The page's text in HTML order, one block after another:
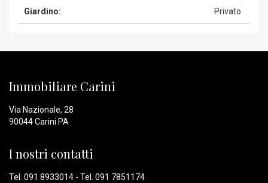
Giardino: Privato
Immobiliare Carini
Via Nazionale, 28
90044 Carini PA
I nostri contatti
Tel. 091 8933014 - Tel. 091 7851174